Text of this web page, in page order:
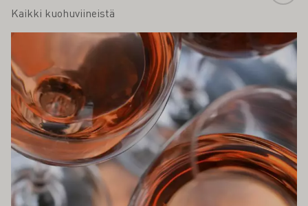
Kaikki kuohuviineistä